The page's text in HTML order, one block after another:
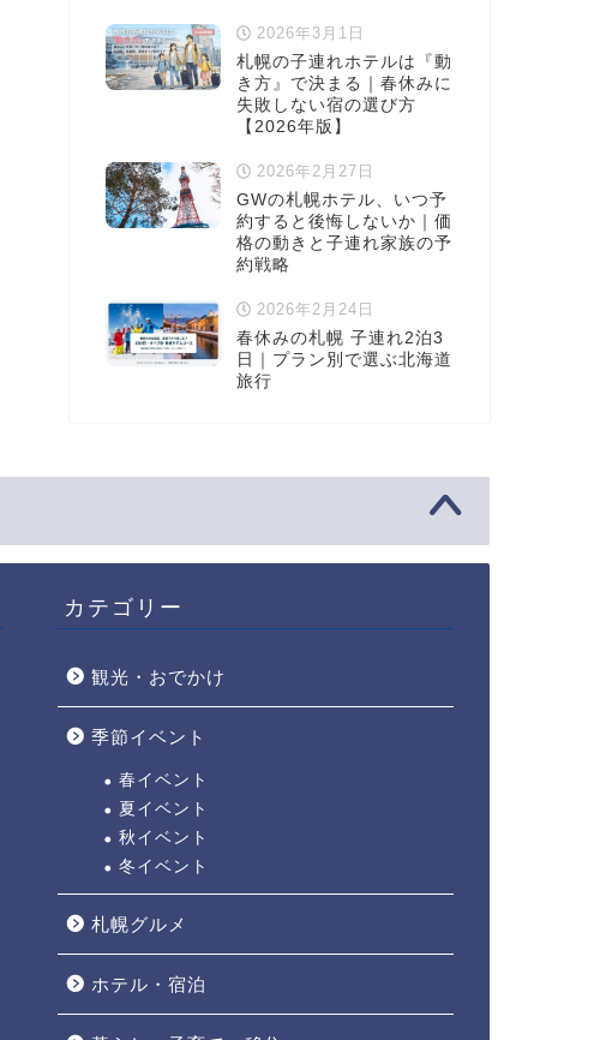
2026年3月1日
札幌の子連れホテルは『動
き方』で決まる｜春休みに
失敗しない宿の選び方
【2026年版】
2026年2月27日
GWの札幌ホテル、いつ予
約すると後悔しないか｜価
格の動きと子連れ家族の予
約戦略
2026年2月24日
春休みの札幌 子連れ2泊3
日｜プラン別で選ぶ北海道
旅行
カテゴリー
観光・おでかけ
季節イベント
春イベント
夏イベント
秋イベント
冬イベント
札幌グルメ
ホテル・宿泊